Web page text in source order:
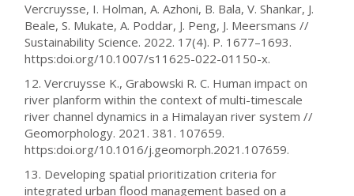
Vercruysse, I. Holman, A. Azhoni, B. Bala, V. Shankar, J.
Beale, S. Mukate, A. Poddar, J. Peng, J. Meersmans //
Sustainability Science. 2022. 17(4). P. 1677–1693.
https:doi.org/10.1007/s11625-022-01150-x.
12. Vercruysse K., Grabowski R. C. Human impact on
river planform within the context of multi-timescale
river channel dynamics in a Himalayan river system //
Geomorphology. 2021. 381. 107659.
https:doi.org/10.1016/j.geomorph.2021.107659.
13. Developing spatial prioritization criteria for
integrated urban flood management based on a